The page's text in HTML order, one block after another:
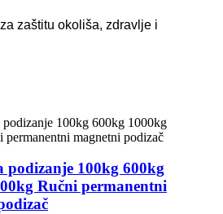
zaštitu okoliša, zdravlje i
podizanje 100kg 600kg
Ručni permanentni